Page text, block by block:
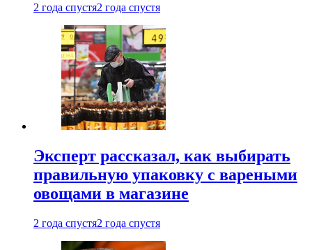
2 года спустя2 года спустя
Эксперт рассказал, как выбирать
правильную упаковку с вареными
овощами в магазине
2 года спустя2 года спустя